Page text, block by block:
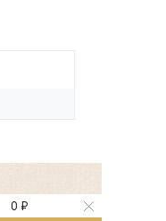
0 ₽